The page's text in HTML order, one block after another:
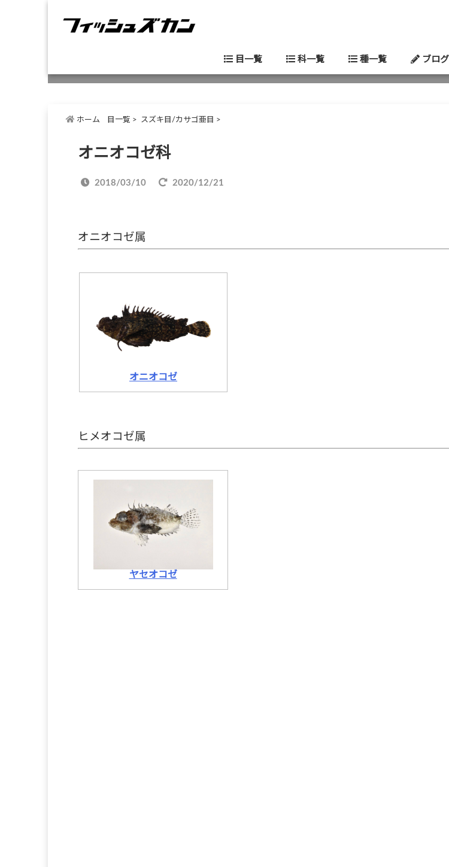
目一覧 科一覧 種一覧 ブログ
ホーム 目一覧 > スズキ目/カサゴ亜目 >
オニオコゼ科
2018/03/10 2020/12/21
オニオコゼ属
オニオコゼ
ヒメオコゼ属
ヤセオコゼ